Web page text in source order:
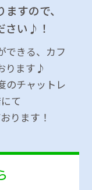
すので、
さい♪！
できる、カフ
ります♪
のチャットレ
て
ります！